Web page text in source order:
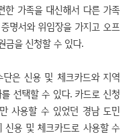
한 가족을 대신해서 다른 가족
명서와 위임장을 가지고 오프
금을 신청할 수 있다.
은 신용 및 체크카드와 지역
선택할 수 있다. 카드로 신청
사용할 수 있었던 경남 도민
신용 및 체크카드로 사용할 수